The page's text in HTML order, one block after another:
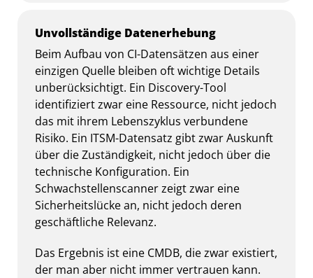
Unvollständige Datenerhebung
Beim Aufbau von CI-Datensätzen aus einer
einzigen Quelle bleiben oft wichtige Details
unberücksichtigt. Ein Discovery-Tool
identifiziert zwar eine Ressource, nicht jedoch
das mit ihrem Lebenszyklus verbundene
Risiko. Ein ITSM-Datensatz gibt zwar Auskunft
über die Zuständigkeit, nicht jedoch über die
technische Konfiguration. Ein
Schwachstellenscanner zeigt zwar eine
Sicherheitslücke an, nicht jedoch deren
geschäftliche Relevanz.
Das Ergebnis ist eine CMDB, die zwar existiert,
der man aber nicht immer vertrauen kann.